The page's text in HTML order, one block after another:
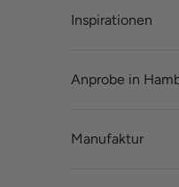
Inspirationen
Anprobe in
Manufaktur